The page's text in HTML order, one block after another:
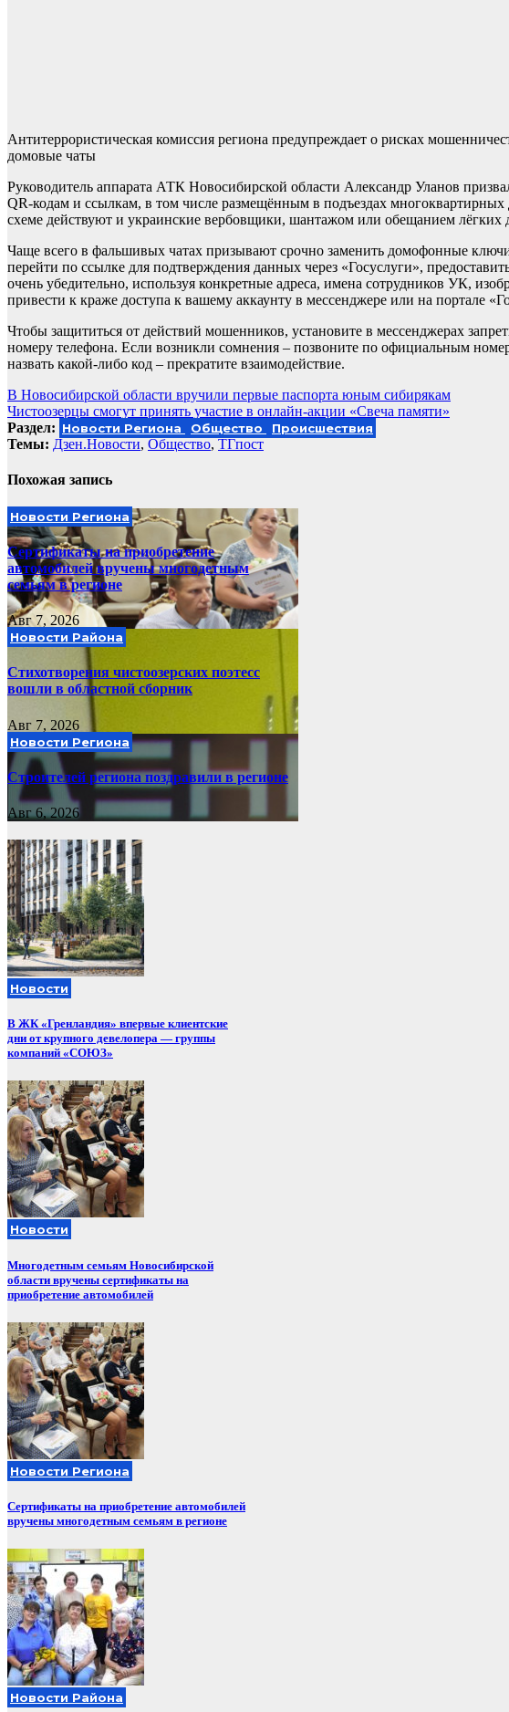
Антитеррористическая комиссия региона предупреждает о рисках
домовые чаты
Руководитель аппарата АТК Новосибирской области Александр Уланов
QR-кодам и ссылкам, в том числе размещённым в подъездах
схеме действуют и украинские вербовщики, шантажом или обещанием лёгких
Чаще всего в фальшивых чатах призывают срочно заменить домофонные
перейти по ссылке для подтверждения данных через «Госуслуги»,
очень убедительно, используя конкретные адреса, имена сотрудников УК,
привести к краже доступа к вашему аккаунту в мессенджере или на портале
Чтобы защититься от действий мошенников, установите в мессенджерах
номеру телефона. Если возникли сомнения – позвоните по официальным
назвать какой-либо код – прекратите взаимодействие.
Навигация
по
записям
В Новосибирской области вручили первые паспорта юным сибирякам
Чистоозерцы смогут принять участие в онлайн-акции «Свеча памяти»
Раздел: Новости Региона Общество Происшествия
Темы: Дзен.Новости, Общество, ТГпост
Похожая запись
Новости Региона
Сертификаты на приобретение
автомобилей вручены многодетным
семьям в регионе
Авг 7, 2026
Новости Района
Стихотворения чистоозерских поэтесс
вошли в областной сборник
Авг 7, 2026
Новости Региона
Строителей региона поздравили в регионе
Авг 6, 2026
Новости
В ЖК «Гренландия» впервые клиентские
дни от крупного девелопера — группы
компаний «СОЮЗ»
Новости
Многодетным семьям Новосибирской
области вручены сертификаты на
приобретение автомобилей
Новости Региона
Сертификаты на приобретение автомобилей
вручены многодетным семьям в регионе
Новости Района